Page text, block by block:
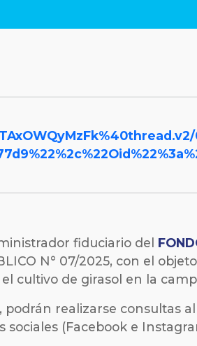
fiduciario del
N° 07/2025, con el
cultivo de girasol en la
realizarse consultas
sociales (Facebook e